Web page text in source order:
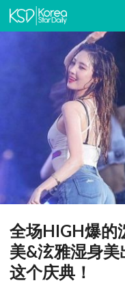
全场HIGH爆的
美&泫雅湿身
这个庆典！